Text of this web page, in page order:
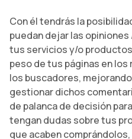
Con él tendrás la
puedan dejar las
tus servicios y/o
peso de tus páginas en
los buscadores,
gestionar dichos
de palanca de decisión
tengan dudas sobre tus
que acaben